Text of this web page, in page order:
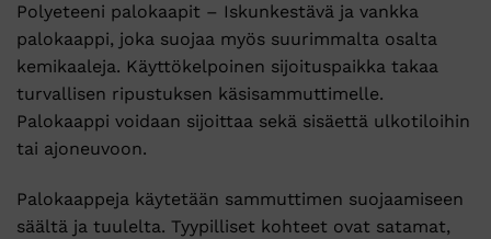
Polyeteeni palokaapit – Iskunkestävä ja vankka
palokaappi, joka suojaa myös suurimmalta osalta
kemikaaleja. Käyttökelpoinen sijoituspaikka takaa
turvallisen ripustuksen käsisammuttimelle.
Palokaappi voidaan sijoittaa sekä sisäettä ulkotiloihin
tai ajoneuvoon.
Palokaappeja käytetään sammuttimen suojaamiseen
säältä ja tuulelta. Tyypilliset kohteet ovat satamat,